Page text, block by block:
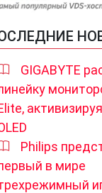
GIGABYTE
Philips
в мире